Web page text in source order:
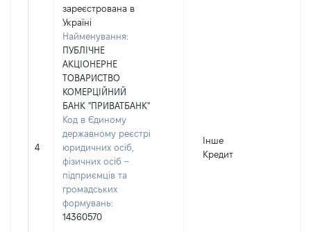
4
зареєстрована в
Україні
Найменування:
ПУБЛІЧНЕ
АКЦІОНЕРНЕ
ТОВАРИСТВО
КОМЕРЦІЙНИЙ
БАНК "ПРИВАТБАНК"
Код в Єдиному
державному реєстрі
юридичних осіб,
фізичних осіб –
підприємців та
громадських
формувань:
14360570
Інше
Кредит